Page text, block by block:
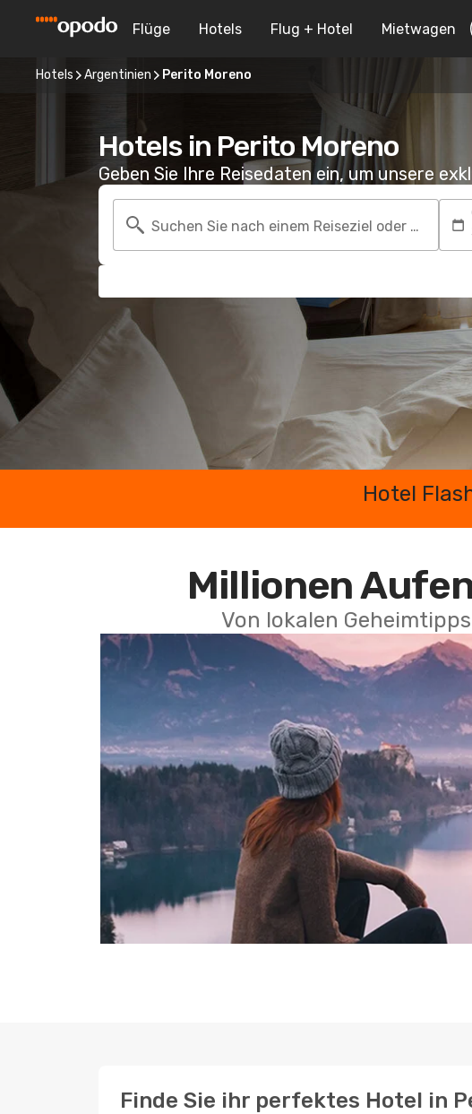
Flüge Hotels Flug + Hotel Mietwagen
Hotels Argentinien Perito Moreno
Hotels in Perito Moreno
Geben Sie Ihre Reisedaten ein, um unsere
Suchen Sie nach einem Reiseziel oder Hotel
Hotel
Millionen
Von lokalen
Finde Sie ihr perfektes Hotel in